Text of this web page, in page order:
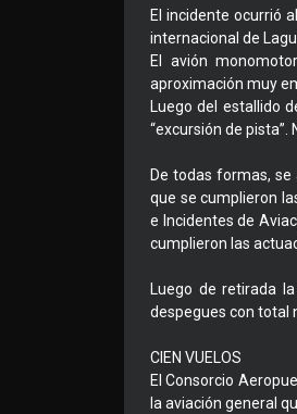
El incidente ocurrió
internacional de
El avión
aproximación muy
Luego del estallido
“excursión de
De todas formas,
que se cumplieron
e Incidentes de
cumplieron las
Luego de retirada
despegues con total
CIEN VUELOS
El Consorcio
la aviación general